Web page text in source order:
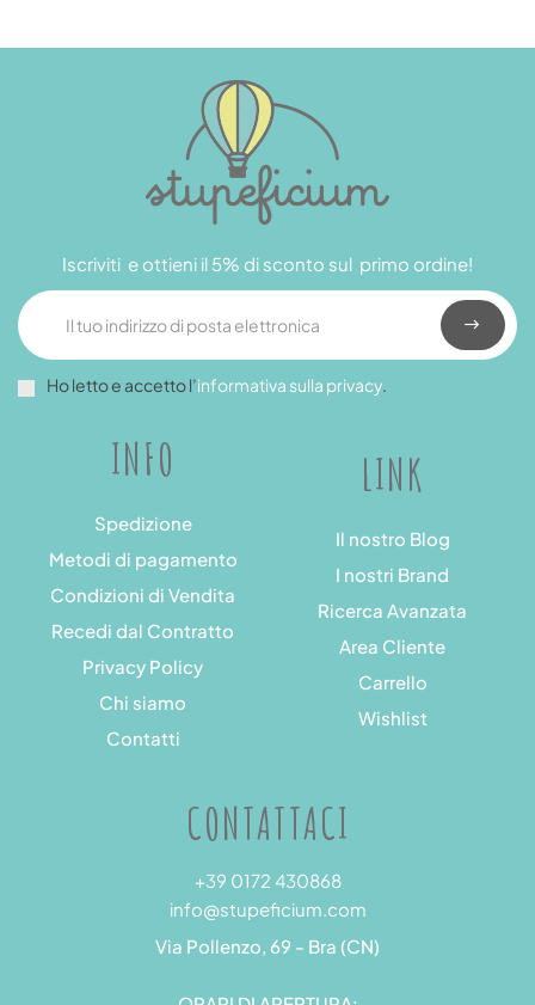
INFO
Spedizione
Metodi di pagamento
Condizioni di Vendita
Recedi dal Contratto
Privacy Policy
Chi siamo
Contatti
LINK
Il nostro Blog
I nostri Brand
Ricerca Avanzata
Area Cliente
Carrello
Wishlist
Iscriviti e ottieni il 5% di sconto sul primo ordine!
Ho letto e accetto l’informativa sulla privacy.
CONTATTACI
+39 0172 430868
info@stupeficium.com
Via Pollenzo, 69 - Bra (CN)